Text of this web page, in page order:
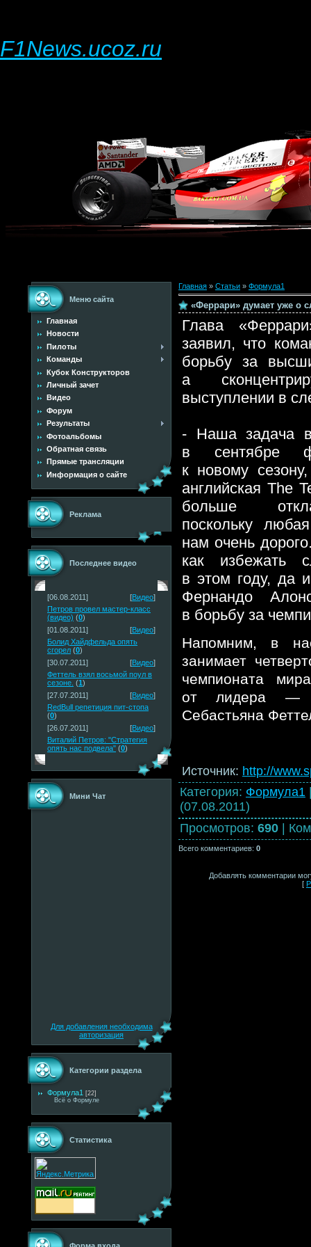
F1News.ucoz.ru
Меню сайта
Главная
Новости
Пилоты
Команды
Кубок Конструкторов
Личный зачет
Видео
Форум
Результаты
Фотоальбомы
Обратная связь
Прямые трансляции
Информация о сайте
Реклама
Последнее видео
[06.08.2011] [Видео]
Петров провел мастер-класс
(видео) (0)
[01.08.2011]
[Видео]
Болид Хайдфельда опять
сгорел (0)
[30.07.2011]
[Видео]
Феттель взял восьмой поул в
сезоне. (1)
[27.07.2011]
[Видео]
RedBull репетиция пит-стопа
(0)
[26.07.2011]
[Видео]
Виталий Петров: "Стратегия
опять нас подвела" (0)
Мини Чат
Для добавления необходима
авторизация
Категории раздела
Формула1 [22]
Всё о Формуле
Статистика
Главная » Статьи » Формула1
«Феррари» думает уже о
Глава
заявил, что
борьбу за
а
выступлении в
- Наша задача
в сентябре
к новому
английская
больше
поскольку
нам очень
как избежать
в этом году, да
Фернандо
в борьбу за
Напомним, в
занимает
чемпионата
от лидера —
Себастьяна
Источник: http://
Категория: Формула1
(07.08.2011)
Просмотров: 690 |
Всего комментариев: 0
Добавлять комментарии
[